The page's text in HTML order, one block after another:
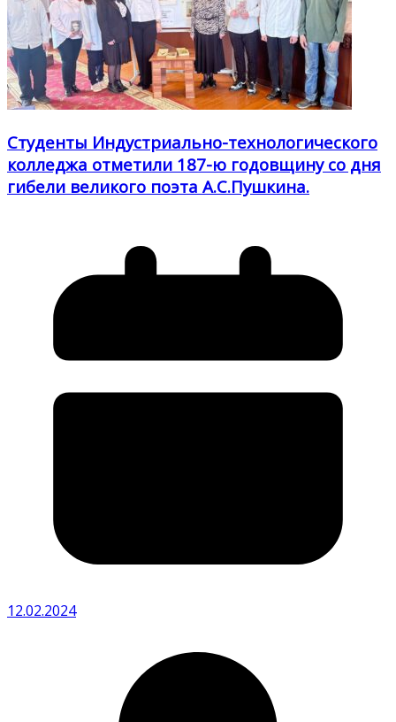
Студенты Индустриально-технологического
колледжа отметили 187-ю годовщину со дня
гибели великого поэта А.С.Пушкина.
12.02.2024